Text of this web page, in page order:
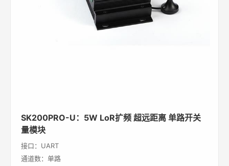
SK200PRO-U：5W LoR扩频 超远距离 单路开关
量模块
接口：UART
通道数：单路